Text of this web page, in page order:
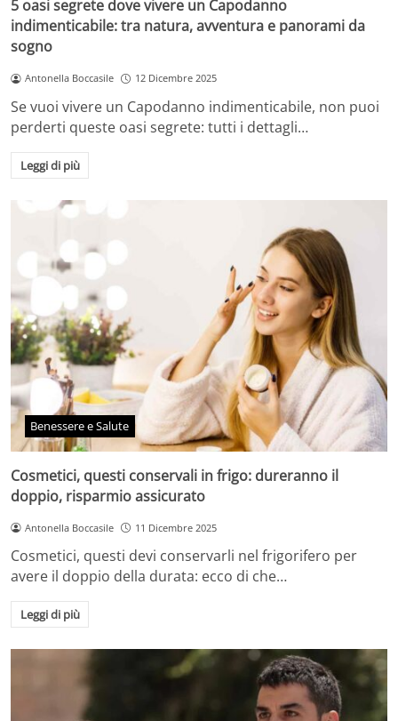
5 oasi segrete dove vivere un Capodanno
indimenticabile: tra natura, avventura e panorami da
sogno
Antonella Boccasile 12 Dicembre 2025
Se vuoi vivere un Capodanno indimenticabile, non puoi
perderti queste oasi segrete: tutti i dettagli…
Leggi di più
Benessere e Salute
Cosmetici, questi conservali in frigo: dureranno il
doppio, risparmio assicurato
Antonella Boccasile 11 Dicembre 2025
Cosmetici, questi devi conservarli nel frigorifero per
avere il doppio della durata: ecco di che…
Leggi di più